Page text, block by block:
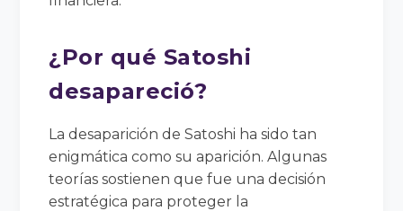
¿Por qué Satoshi
desapareció?
La desaparición de Satoshi ha sido tan
enigmática como su aparición. Algunas
teorías sostienen que fue una decisión
estratégica para proteger la